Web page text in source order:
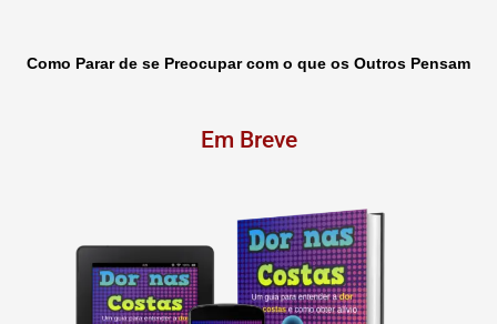
Como Parar de se Preocupar com o que os Outros Pensam
Em Breve